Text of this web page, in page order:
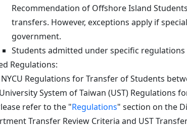
Recommendation of Offshore Island
transfers. However, exceptions apply if
government.
Students admitted under specific
Regulations:
Regulations for Transfer of Students
System of Taiwan (UST) Regulations
refer to the "Regulations" section on the
Transfer Review Criteria and UST